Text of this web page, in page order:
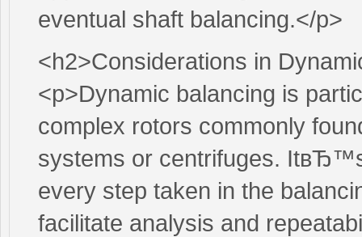
eventual shaft balancing.</p>
<h2>Considerations in
<p>Dynamic balancing is
complex rotors commonly
systems or centrifuges.
every step taken in the
facilitate analysis and